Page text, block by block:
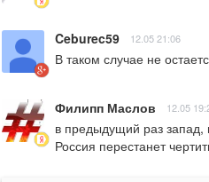
Ceburec59 12.05 21:06
В таком случае не
Филипп Маслов 12.05
в предыдущий раз запад,
Россия перестанет